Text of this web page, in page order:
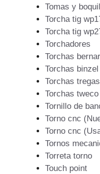
Tomas y
Torcha tig
Torcha tig
Torchadores
Torchas
Torchas
Torchas
Torchas
Tornillo de
Torno cnc
Torno cnc
Tornos
Torreta torno
Touch point